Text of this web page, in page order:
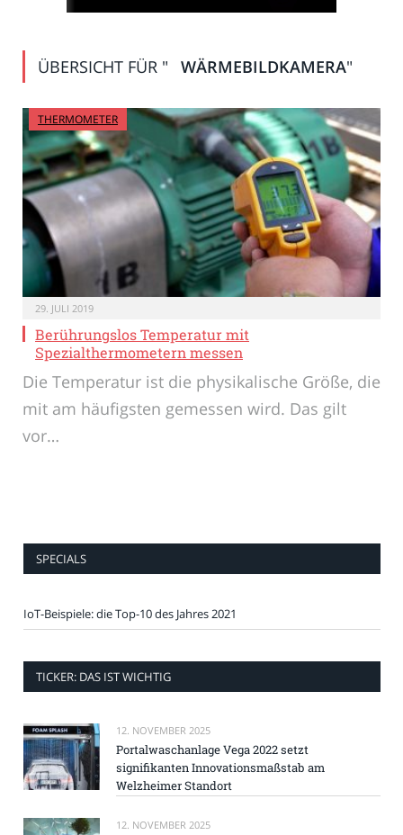
ÜBERSICHT FÜR " WÄRMEBILDKAMERA"
THERMOMETER
29. JULI 2019
Berührungslos Temperatur mit
Spezialthermometern messen
Die Temperatur ist die physikalische Größe, die
mit am häufigsten gemessen wird. Das gilt
vor…
SPECIALS
IoT-Beispiele: die Top-10 des Jahres 2021
TICKER: DAS IST WICHTIG
12. NOVEMBER 2025
Portalwaschanlage Vega 2022 setzt
signifikanten Innovationsmaßstab am
Welzheimer Standort
12. NOVEMBER 2025